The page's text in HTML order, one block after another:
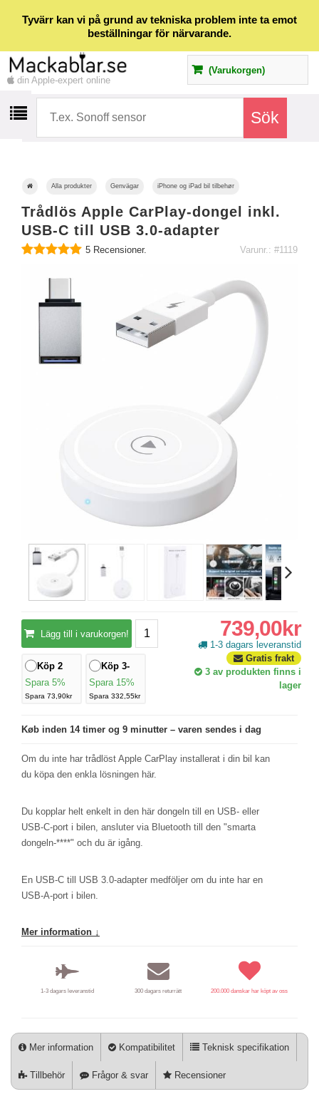
Tyvärr kan vi på grund av tekniska problem inte ta emot
beställningar för närvarande.
din Apple-expert online
(Varukorgen)
Alla produkter Genvägar iPhone og iPad bil tilbehør
Trådlös Apple CarPlay-dongel inkl.
USB-C till USB 3.0-adapter
5 Recensioner. Varunr.: #1119
Lägg till i varukorgen!
Köp 2
Spara 5%
Spara 73,90kr
Köp 3-
Spara 15%
Spara 332,55kr
739,00kr
1-3 dagars leveranstid
Gratis frakt
3av produkten finns i
lager
Køb inden 14 timer og 9 minutter – varen sendes i dag
Om du inte har trådlöst Apple CarPlay installerat i din bil kan
du köpa den enkla lösningen här.
Du kopplar helt enkelt in den här dongeln till en USB- eller
USB-C-port i bilen, ansluter via Bluetooth till den "smarta
dongeln-****" och du är igång.
En USB-C till USB 3.0-adapter medföljer om du inte har en
USB-A-port i bilen.
Mer information ↓
1-3 dagars leveranstid 300 dagars returrätt 200.000 danskar har köpt av oss
Mer information Kompatibilitet Teknisk specifikation
Tillbehör Frågor & svar Recensioner